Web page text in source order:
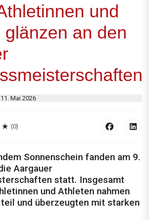
und
an den
11. Mai 2026
(0)
Sonnenschein fanden am 9.
Aargauer
statt. Insgesamt
und Athleten nahmen
und überzeugten mit starken